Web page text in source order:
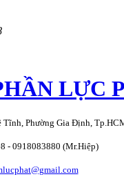
LỰC
Phường Gia Định,
- 0918083880 (Mr.Hiệp)